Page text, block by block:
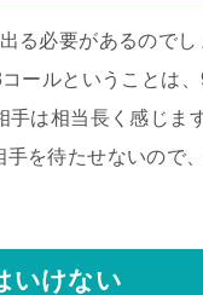
る必要があるので
ールということは
は相当長く感じま
を待たせないので
いけない